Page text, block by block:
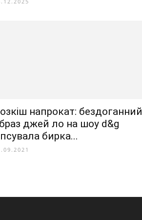
напрокат: бездоганний
джей ло на шоу d&g
бирка...